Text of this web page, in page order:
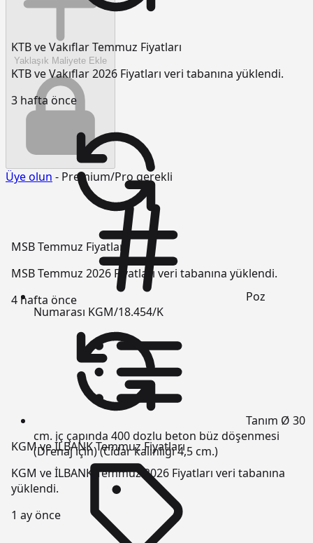
KTB ve Vakıflar Temmuz Fiyatları
KTB ve Vakıflar 2026 Fiyatları veri tabanına yüklendi.
3 hafta önce
MSB Temmuz Fiyatları
MSB Temmuz 2026 Fiyatları veri tabanına yüklendi.
4 hafta önce
KGM ve İLBANK Temmuz Fiyatları
KGM ve İLBANK Temmuz 2026 Fiyatları veri tabanına
yüklendi.
1 ay önce
Yaklaşık Maliyete Ekle
Üye olun - Premium/Pro gerekli
Poz
Numarası KGM/18.454/K
Tanım Ø 30
cm. iç çapında 400 dozlu beton büz döşenmesi
(Drenaj için) (Cidar kalınlığı 4,5 cm.)